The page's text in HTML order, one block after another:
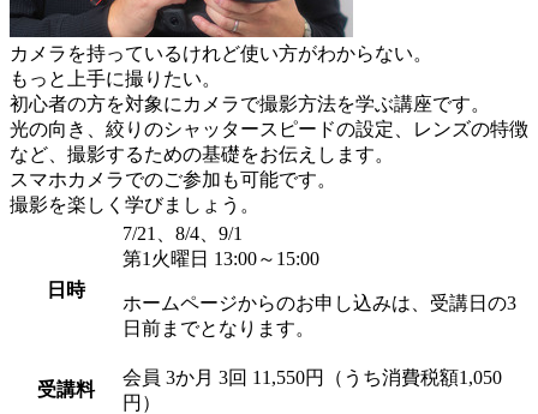
カメラを持っているけれど使い方がわからない。
もっと上手に撮りたい。
初心者の方を対象にカメラで撮影方法を学ぶ講座です。
光の向き、絞りのシャッタースピードの設定、レンズの特徴
など、撮影するための基礎をお伝えします。
スマホカメラでのご参加も可能です。
撮影を楽しく学びましょう。
日時
7/21、8/4、9/1
第1火曜日 13:00～15:00
ホームページからのお申し込みは、受講日の3
日前までとなります。
受講料
会員 3か月 3回 11,550円（うち消費税額1,050
円）